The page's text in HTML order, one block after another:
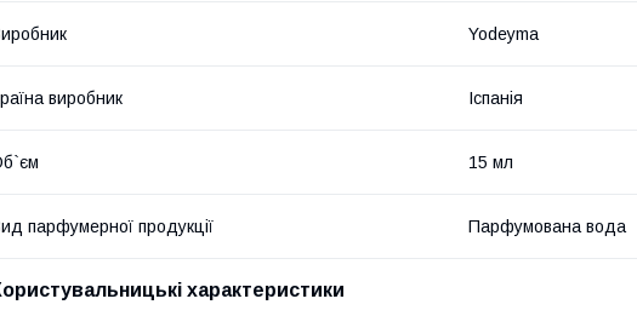
Yodeyma
виробник Іспанія
15 мл
парфумерної продукції Парфумована вода
характеристики